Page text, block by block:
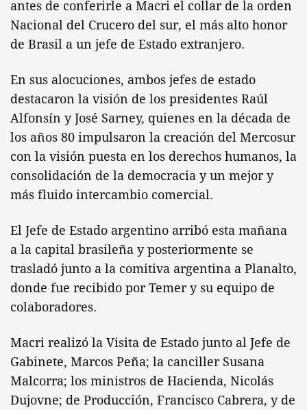
antes de conferirle a Macri el collar de la orden
Nacional del Crucero del sur, el más alto honor
de Brasil a un jefe de Estado extranjero.
En sus alocuciones, ambos jefes de estado
destacaron la visión de los presidentes Raúl
Alfonsín y José Sarney, quienes en la década de
los años 80 impulsaron la creación del Mercosur
con la visión puesta en los derechos humanos, la
consolidación de la democracia y un mejor y
más fluido intercambio comercial.
El Jefe de Estado argentino arribó esta mañana
a la capital brasileña y posteriormente se
trasladó junto a la comitiva argentina a Planalto,
donde fue recibido por Temer y su equipo de
colaboradores.
Macri realizó la Visita de Estado junto al Jefe de
Gabinete, Marcos Peña; la canciller Susana
Malcorra; los ministros de Hacienda, Nicolás
Dujovne; de Producción, Francisco Cabrera, y de